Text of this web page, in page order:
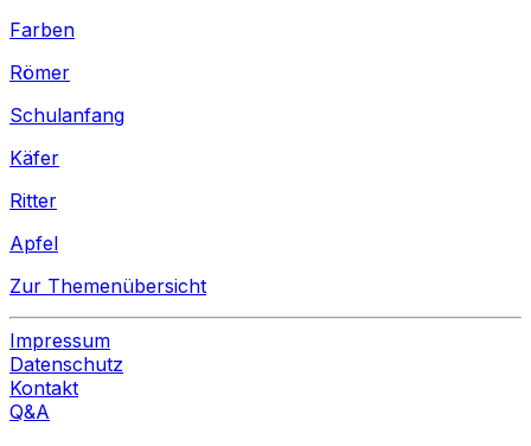
Farben
Römer
Schulanfang
Käfer
Ritter
Apfel
Zur Themenübersicht
Impressum
Datenschutz
Kontakt
Q&A